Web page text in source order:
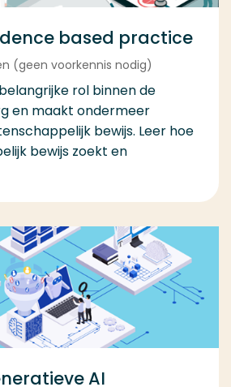
based practice
(geen voorkennis nodig)
rol binnen de
en maakt ondermeer
bewijs. Leer hoe
bewijs zoekt en
AI